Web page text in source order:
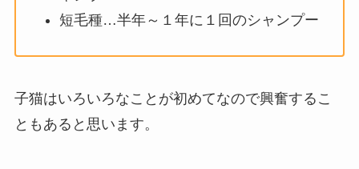
短毛種…半年～１年に１回のシャンプー
子猫はいろいろなことが初めてなので興奮するこ
ともあると思います。